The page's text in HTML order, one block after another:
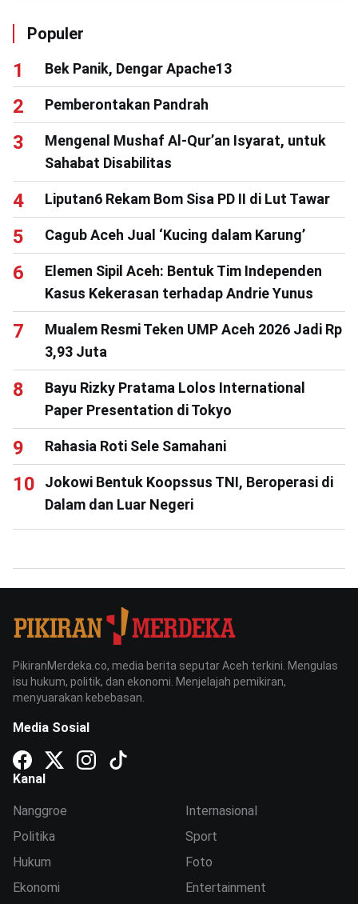
Populer
Bek Panik, Dengar Apache13
Pemberontakan Pandrah
Mengenal Mushaf Al-Qur’an Isyarat, untuk
Sahabat Disabilitas
Liputan6 Rekam Bom Sisa PD II di Lut Tawar
Cagub Aceh Jual ‘Kucing dalam Karung’
Elemen Sipil Aceh: Bentuk Tim Independen
Kasus Kekerasan terhadap Andrie Yunus
Mualem Resmi Teken UMP Aceh 2026 Jadi Rp
3,93 Juta
Bayu Rizky Pratama Lolos International
Paper Presentation di Tokyo
Rahasia Roti Sele Samahani
Jokowi Bentuk Koopssus TNI, Beroperasi di
Dalam dan Luar Negeri
PikiranMerdeka.co, media berita seputar Aceh terkini. Mengulas
isu hukum, politik, dan ekonomi. Menjelajah pemikiran,
menyuarakan kebebasan.
Media Sosial
Kanal
Nanggroe
Politika
Hukum
Ekonomi
Internasional
Sport
Foto
Entertainment